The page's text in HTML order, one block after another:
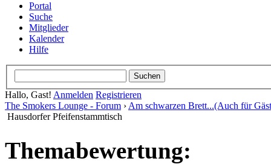
Portal
Suche
Mitglieder
Kalender
Hilfe
Hallo, Gast! Anmelden Registrieren
The Smokers Lounge - Forum › Am schwarzen Brett...(Auch für
Hausdorfer Pfeifenstammtisch
Themabewertung: